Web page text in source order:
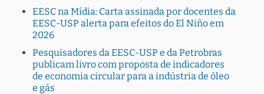
EESC na Mídia: Carta assinada por docentes da
EESC-USP alerta para efeitos do El Niño em
2026
Pesquisadores da EESC-USP e da Petrobras
publicam livro com proposta de indicadores
de economia circular para a indústria de óleo
e gás